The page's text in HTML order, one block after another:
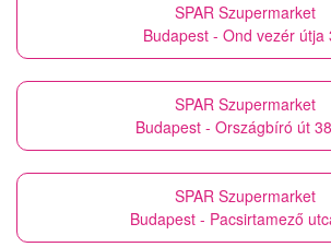
SPAR Szupermarket
Budapest - Ond vezér útja
SPAR Szupermarket
Budapest - Országbíró út
SPAR Szupermarket
Budapest - Pacsirtamező